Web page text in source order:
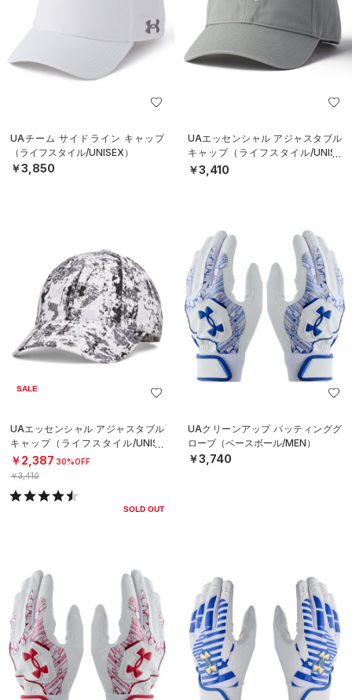
UAチーム サイドライン キャップ
（ライフスタイル/UNISEX）
￥3,850
UAエッセンシャル アジャスタブル
キャップ（ライフスタイル/UNISE
X）
￥3,410
SALE
UAエッセンシャル アジャスタブル
キャップ（ライフスタイル/UNISE
X）
￥2,387 30%OFF
￥3,410
SOLD OUT
UAクリーンアップ バッティンググ
ローブ（ベースボール/MEN）
￥3,740